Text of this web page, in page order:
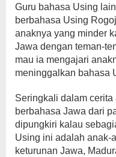
Guru bahasa Using
berbahasa Using
anaknya yang minder
Jawa dengan teman-
mau ia mengajari
meninggalkan bahasa
Seringkali dalam
berbahasa Jawa dari
dipungkiri kalau
Using ini adalah anak-
keturunan Jawa,